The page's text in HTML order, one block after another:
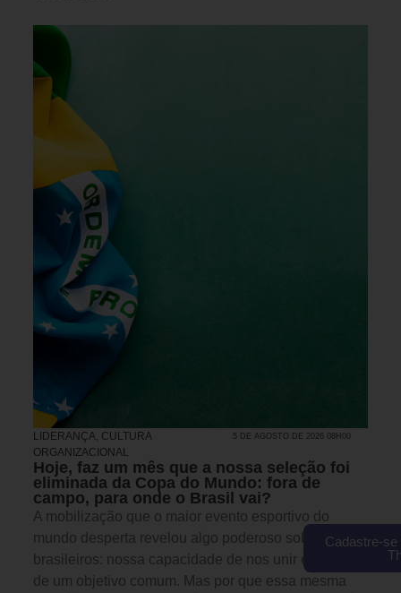
LIDERANÇA CULTURA
ORGANIZACIONAL
5 DE AGOSTO DE 2026 08H00
Hoje, faz um mês que a nossa seleção foi
eliminada da Copa do Mundo: fora de
campo, para onde o Brasil vai?
A mobilização que o maior evento esportivo do
mundo desperta revelou algo poderoso sobre os
brasileiros: nossa capacidade de nos unir em torno
de um objetivo comum. Mas por que essa mesma
Cadastre-